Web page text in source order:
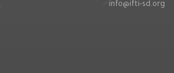
info@ifti-sd.org